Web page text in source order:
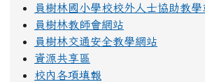
員樹林國小學校校外人士協助教
員樹林教師會網站
員樹林交通安全教學網站
資源共享區
校內各項填報